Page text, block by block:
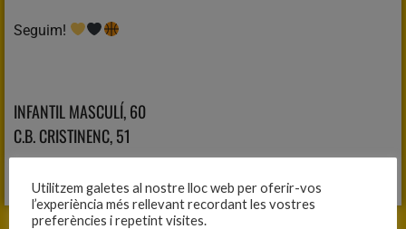
Seguim!
INFANTIL MASCULÍ, 60
C.B. CRISTINENC, 51
Utilitzem galetes al nostre lloc web per oferir-vos
l’experiència més rellevant recordant les vostres
preferències i repetint visites.